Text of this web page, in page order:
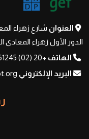
العنوان
الدور الأول زهراء المعادى
الهاتف +20 (02) 25161245
البريد الإلكتروني